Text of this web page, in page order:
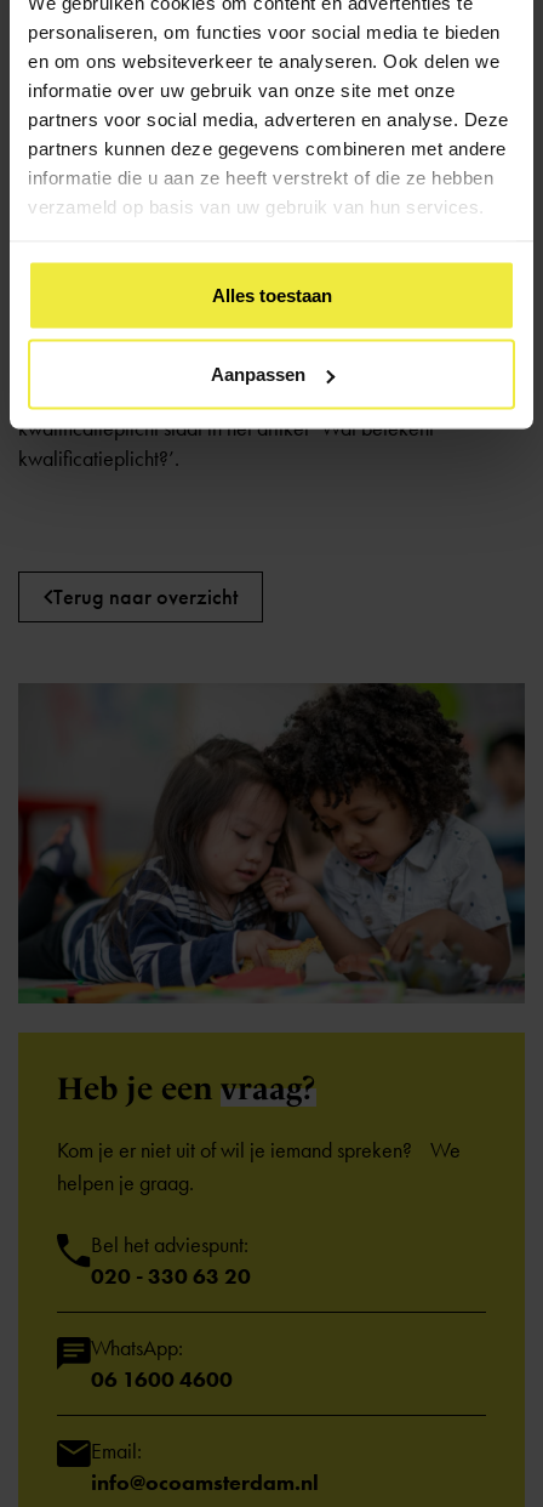
personaliseren, om functies voor social media te bieden
en om ons websiteverkeer te analyseren. Ook delen we
informatie over uw gebruik van onze site met onze
partners voor social media, adverteren en analyse. Deze
partners kunnen deze gegevens combineren met andere
informatie die u aan ze heeft verstrekt of die ze hebben
verzameld op basis van uw gebruik van hun services.
Alles toestaan
Aanpassen
Na het hbo kunnen studenten doorstromen naar een hbo-
master, met een verdieping van de eerder opgedane
leerstof, of naar de universiteit. Jaarlijks stromen ongeveer
35.000 leerlingen in Nederland door naar het hbo.
Niet alle leerlingen stromen (gelijk) door naar het hbo. Een
leerlingen die tijdelijk gaan werken of een reis maken.
Sommige leerlingen gaan helemaal niet studeren. Dit is
toegestaan, omdat je met een havo-diploma niet meer
kwalificatieplicht staat in het artikel‘Wat betekent
kwalificatieplicht?’.
Terug naar overzicht
Heb je een vraag?
Kom je er niet uit of wil je iemand spreken? We
helpen je graag.
Bel het adviespunt:
020 - 330 63 20
WhatsApp:
06 1600 4600
Email:
info@ocoamsterdam.nl